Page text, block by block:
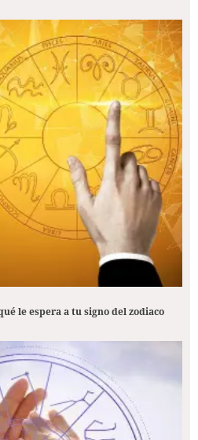
le espera a tu signo del zodiaco